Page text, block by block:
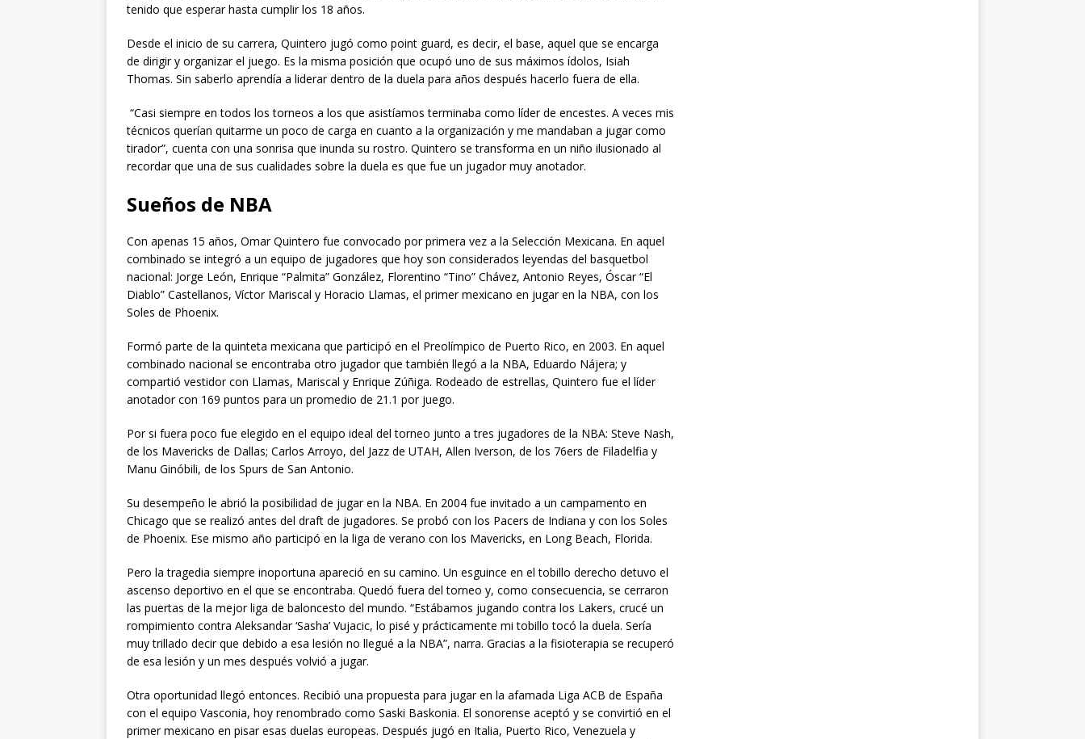
tenido que esperar hasta cumplir los 18 años.
Desde el inicio de su carrera, Quintero jugó como point guard, es decir, el base, aquel que se encarga
de dirigir y organizar el juego. Es la misma posición que ocupó uno de sus máximos ídolos, Isiah
Thomas. Sin saberlo aprendía a liderar dentro de la duela para años después hacerlo fuera de ella.
“Casi siempre en todos los torneos a los que asistíamos terminaba como líder de encestes. A veces mis
técnicos querían quitarme un poco de carga en cuanto a la organización y me mandaban a jugar como
tirador”, cuenta con una sonrisa que inunda su rostro. Quintero se transforma en un niño ilusionado al
recordar que una de sus cualidades sobre la duela es que fue un jugador muy anotador.
Sueños de NBA
Con apenas 15 años, Omar Quintero fue convocado por primera vez a la Selección Mexicana. En aquel
combinado se integró a un equipo de jugadores que hoy son considerados leyendas del basquetbol
nacional: Jorge León, Enrique “Palmita” González, Florentino “Tino” Chávez, Antonio Reyes, Óscar “El
Diablo” Castellanos, Víctor Mariscal y Horacio Llamas, el primer mexicano en jugar en la NBA, con los
Soles de Phoenix.
Formó parte de la quinteta mexicana que participó en el Preolímpico de Puerto Rico, en 2003. En aquel
combinado nacional se encontraba otro jugador que también llegó a la NBA, Eduardo Nájera; y
compartió vestidor con Llamas, Mariscal y Enrique Zúñiga. Rodeado de estrellas, Quintero fue el líder
anotador con 169 puntos para un promedio de 21.1 por juego.
Por si fuera poco fue elegido en el equipo ideal del torneo junto a tres jugadores de la NBA: Steve Nash,
de los Mavericks de Dallas; Carlos Arroyo, del Jazz de UTAH, Allen Iverson, de los 76ers de Filadelfia y
Manu Ginóbili, de los Spurs de San Antonio.
Su desempeño le abrió la posibilidad de jugar en la NBA. En 2004 fue invitado a un campamento en
Chicago que se realizó antes del draft de jugadores. Se probó con los Pacers de Indiana y con los Soles
de Phoenix. Ese mismo año participó en la liga de verano con los Mavericks, en Long Beach, Florida.
Pero la tragedia siempre inoportuna apareció en su camino. Un esguince en el tobillo derecho detuvo el
ascenso deportivo en el que se encontraba. Quedó fuera del torneo y, como consecuencia, se cerraron
las puertas de la mejor liga de baloncesto del mundo. “Estábamos jugando contra los Lakers, crucé un
rompimiento contra Aleksandar ‘Sasha’ Vujacic, lo pisé y prácticamente mi tobillo tocó la duela. Sería
muy trillado decir que debido a esa lesión no llegué a la NBA”, narra. Gracias a la fisioterapia se recuperó
de esa lesión y un mes después volvió a jugar.
Otra oportunidad llegó entonces. Recibió una propuesta para jugar en la afamada Liga ACB de España
con el equipo Vasconia, hoy renombrado como Saski Baskonia. El sonorense aceptó y se convirtió en el
primer mexicano en pisar esas duelas europeas. Después jugó en Italia, Puerto Rico, Venezuela y